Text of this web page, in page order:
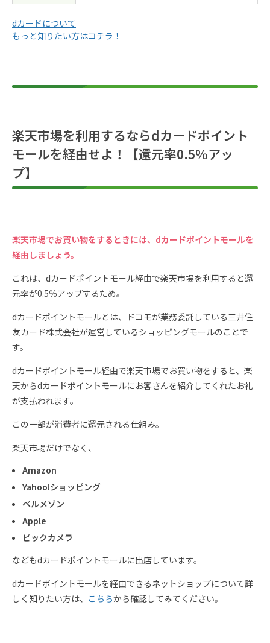
dカードについて
もっと知りたい方はコチラ！
楽天市場を利用するならdカードポイント
モールを経由せよ！【還元率0.5％アッ
プ】
楽天市場でお買い物をするときには、dカードポイントモールを
経由しましょう。
これは、dカードポイントモール経由で楽天市場を利用すると還
元率が0.5％アップするため。
dカードポイントモールとは、ドコモが業務委託している三井住
友カード株式会社が運営しているショッピングモールのことで
す。
dカードポイントモール経由で楽天市場でお買い物をすると、楽
天からdカードポイントモールにお客さんを紹介してくれたお礼
が支払われます。
この一部が消費者に還元される仕組み。
楽天市場だけでなく、
Amazon
Yahoo!ショッピング
ベルメゾン
Apple
ビックカメラ
などもdカードポイントモールに出店しています。
dカードポイントモールを経由できるネットショップについて詳
しく知りたい方は、 こちらから確認してみてください。